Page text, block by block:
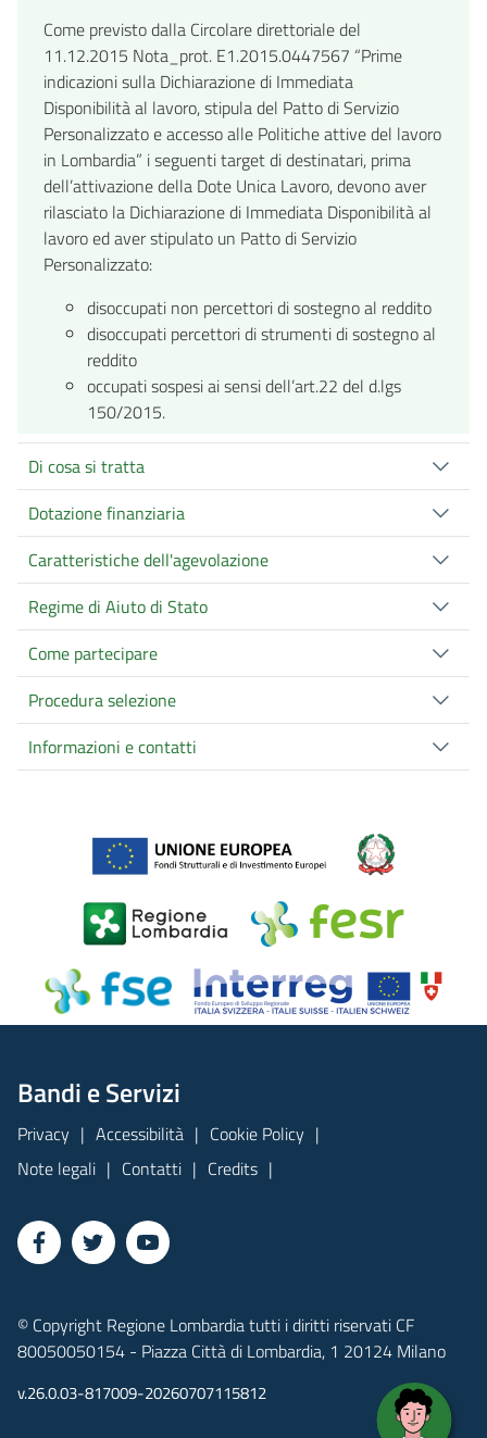
Come previsto dalla Circolare direttoriale del
11.12.2015 Nota_prot. E1.2015.0447567 “Prime
indicazioni sulla Dichiarazione di Immediata
Disponibilità al lavoro, stipula del Patto di Servizio
Personalizzato e accesso alle Politiche attive del lavoro
in Lombardia” i seguenti target di destinatari, prima
dell’attivazione della Dote Unica Lavoro, devono aver
rilasciato la Dichiarazione di Immediata Disponibilità al
lavoro ed aver stipulato un Patto di Servizio
Personalizzato:
disoccupati non percettori di sostegno al reddito
disoccupati percettori di strumenti di sostegno al
reddito
occupati sospesi ai sensi dell’art.22 del d.lgs
150/2015.
Di cosa si tratta
Dotazione finanziaria
Caratteristiche dell'agevolazione
Regime di Aiuto di Stato
Come partecipare
Procedura selezione
Informazioni e contatti
Bandi e Servizi
Privacy Accessibilità
Cookie Policy
Note legali
Contatti Credits
© Copyright Regione Lombardia tutti i diritti riservati CF
80050050154 - Piazza Città di Lombardia, 1 20124 Milano
v.26.0.03-817009-20260707115812